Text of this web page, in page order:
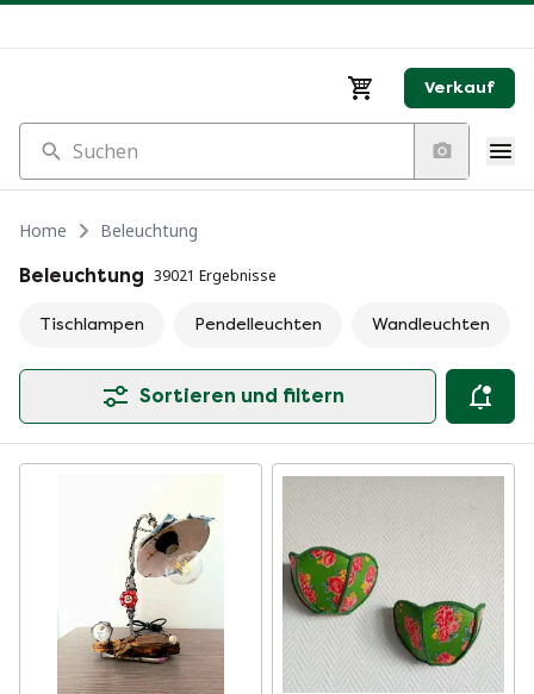
Verkauf
Suchen
Home
Beleuchtung
Beleuchtung 39021 Ergebnisse
Tischlampen Pendelleuchten Wandleuchten
Sortieren und filtern